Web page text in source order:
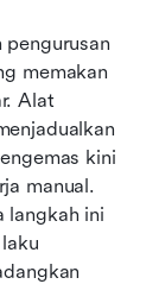
memakan
Alat
kini
manual.
langkah ini